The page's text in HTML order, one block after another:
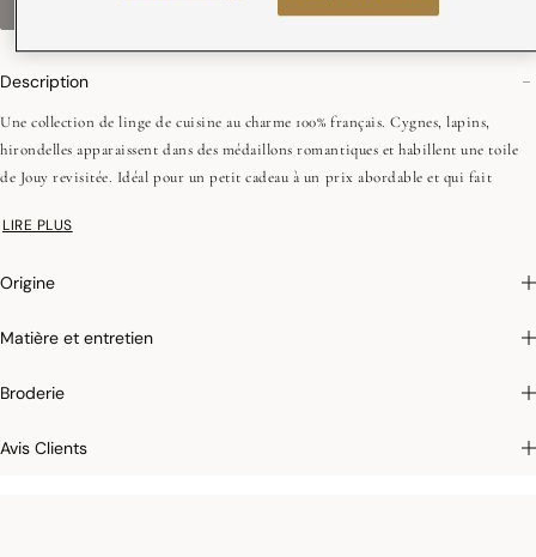
Description
Une collection de linge de cuisine au charme 100% français. Cygnes, lapins,
hirondelles apparaissent dans des médaillons romantiques et habillent une toile
de Jouy revisitée. Idéal pour un petit cadeau à un prix abordable et qui fait
"hirondelle" et bleu "coquelicot". La collection est complétée par une serviette, un
assurer une similitude parfaite avec le produit vendu, notamment en ce qui
LIRE PLUS
Origine
Matière et entretien
Broderie
Avis Clients